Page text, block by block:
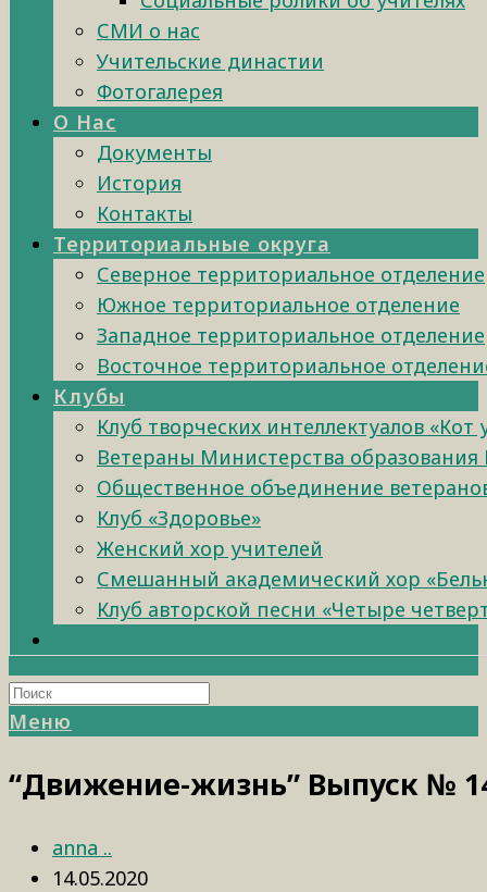
СМИ о нас
Учительские династии
Фотогалерея
О Нас
Документы
История
Контакты
Территориальные округа
Северное территориальное отделение
Южное территориальное отделение
Западное территориальное отделение
Восточное территориальное
Клубы
Клуб творческих интеллектуалов «Кот
Ветераны Министерства образования
Общественное объединение
Клуб «Здоровье»
Женский хор учителей
Смешанный академический хор
Клуб авторской песни «Четыре
Меню
“Движение-жизнь” Выпуск №
anna ..
14.05.2020